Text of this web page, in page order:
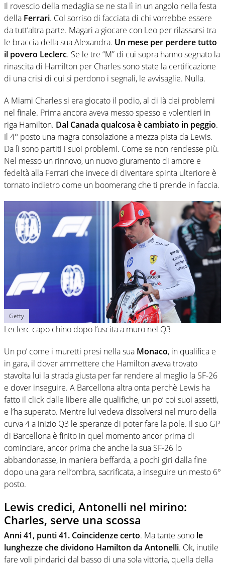
Il rovescio della medaglia se ne sta lì in un angolo nella festa
della Ferrari. Col sorriso di facciata di chi vorrebbe essere
da tutt’altra parte. Magari a giocare con Leo per rilassarsi tra
le braccia della sua Alexandra. Un mese per perdere tutto
il povero Leclerc. Se le tre “M” di cui sopra hanno segnato la
rinascita di Hamilton per Charles sono state la certificazione
di una crisi di cui si perdono i segnali, le avvisaglie. Nulla.
A Miami Charles si era giocato il podio, al di là dei problemi
nel finale. Prima ancora aveva messo spesso e volentieri in
riga Hamilton. Dal Canada qualcosa è cambiato in peggio.
Il 4° posto una magra consolazione a mezza pista da Lewis.
Da lì sono partiti i suoi problemi. Come se non rendesse più.
Nel messo un rinnovo, un nuovo giuramento di amore e
fedeltà alla Ferrari che invece di diventare spinta ulteriore è
tornato indietro come un boomerang che ti prende in faccia.
Getty
Leclerc capo chino dopo l’uscita a muro nel Q3
Un po’ come i muretti presi nella sua Monaco, in qualifica e
in gara, il dover ammettere che Hamilton aveva trovato
stavolta lui la strada giusta per far rendere al meglio la SF-26
e dover inseguire. A Barcellona altra onta perchè Lewis ha
fatto il click dalle libere alle qualifiche, un po’ coi suoi assetti,
e l’ha superato. Mentre lui vedeva dissolversi nel muro della
curva 4 a inizio Q3 le speranze di poter fare la pole. Il suo GP
di Barcellona è finito in quel momento ancor prima di
cominciare, ancor prima che anche la sua SF-26 lo
abbandonasse, in maniera beffarda, a pochi giri dalla fine
dopo una gara nell’ombra, sacrificata, a inseguire un mesto 6°
posto.
Lewis credici, Antonelli nel mirino:
Charles, serve una scossa
Anni 41, punti 41. Coincidenze certo. Ma tante sono le
lunghezze che dividono Hamilton da Antonelli. Ok, inutile
fare voli pindarici dal basso di una sola vittoria, quella della